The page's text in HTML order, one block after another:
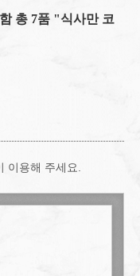
총 7품 "식사만 코
이용해 주세요.